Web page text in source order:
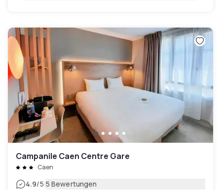
Campanile Caen Centre Gare
Caen
4.9/5|5 Bewertungen